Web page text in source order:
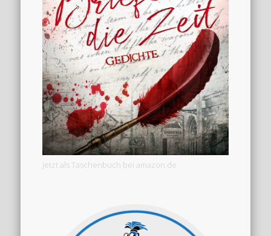
Jetzt als Taschenbuch bei amazon.de